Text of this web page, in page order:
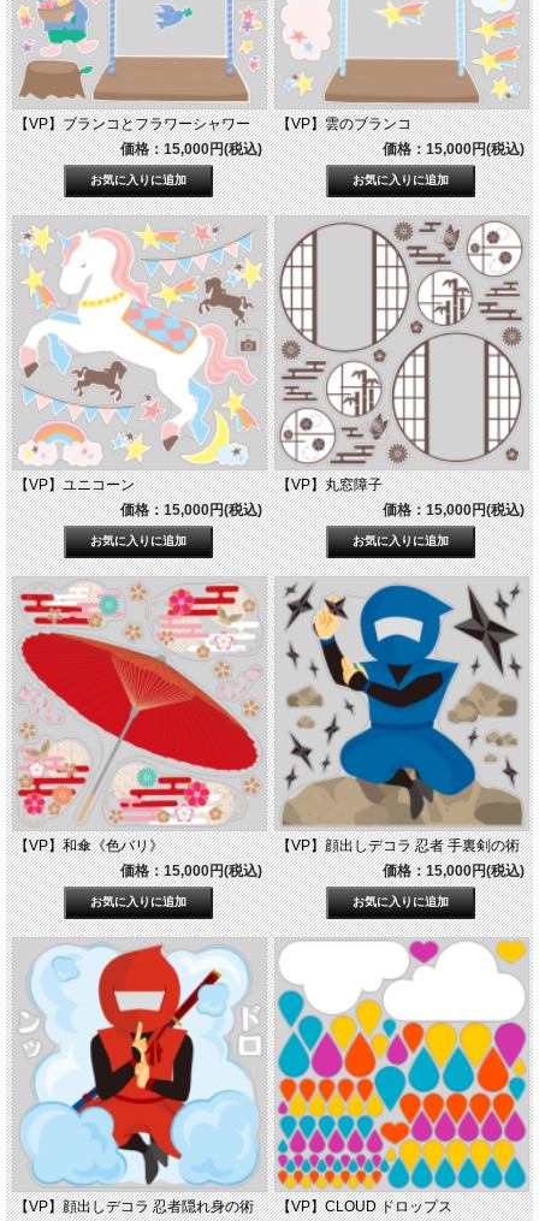
【VP】ブランコとフラワーシャワー
価格：15,000円(税込)
【VP】雲のブランコ
価格：15,000円(税込)
【VP】ユニコーン
価格：15,000円(税込)
【VP】丸窓障子
価格：15,000円(税込)
【VP】和傘《色バリ》
価格：15,000円(税込)
【VP】顔出しデコラ 忍者 手裏剣の術
価格：15,000円(税込)
【VP】顔出しデコラ 忍者隠れ身の術 【VP】CLOUD ドロップス